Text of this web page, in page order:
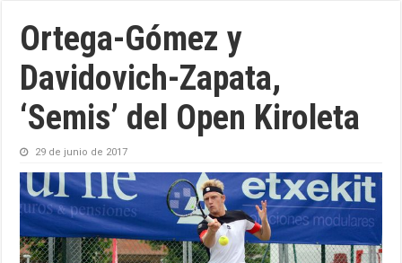
Ortega-Gómez y
Davidovich-Zapata,
‘Semis’ del Open Kiroleta
29 de junio de 2017